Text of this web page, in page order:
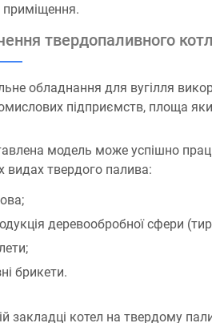
твердопаливного
обладнання для вугілля
підприємств, площа
​​модель може успішно
видах твердого палива:
деревообробної сфери
брикети.
закладці котел на твердому